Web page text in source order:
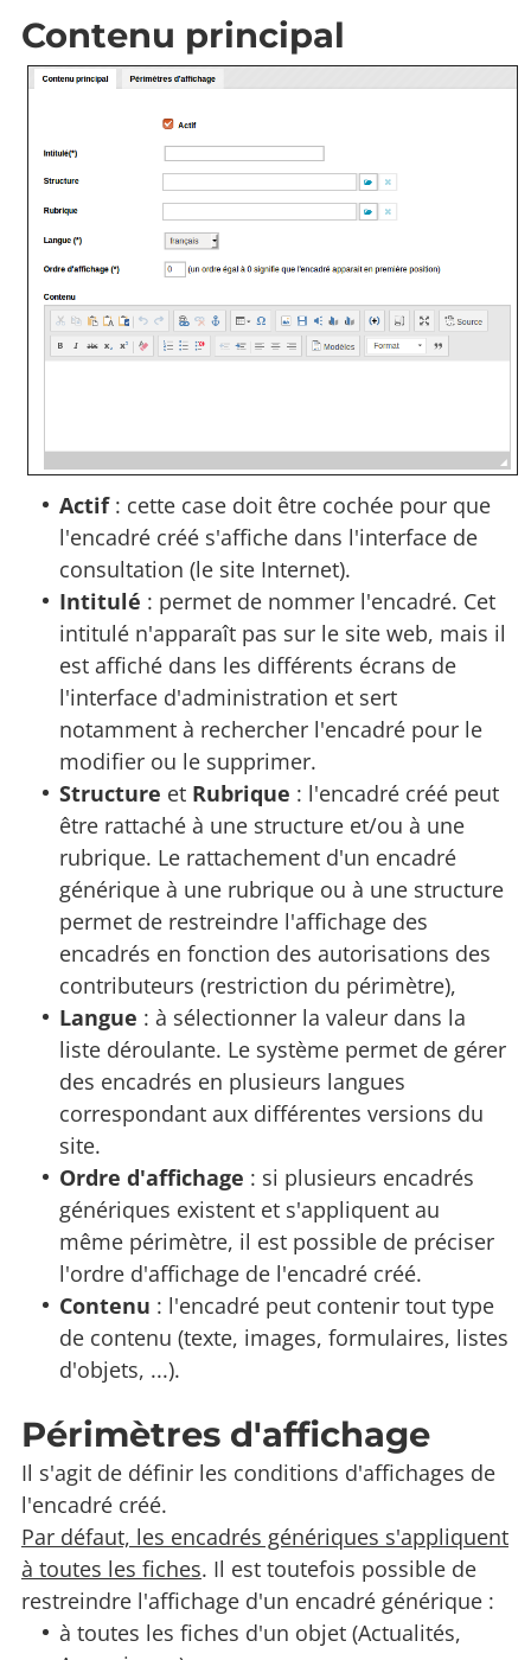
Contenu principal
Actif: cette case doit être cochée pour que
l'encadré créé s'affiche dans l'interface de
consultation (le site Internet).
Intitulé : permet de nommer l'encadré. Cet
intitulé n'apparaît pas sur le site web, mais il
est affiché dans les différents écrans de
l'interface d'administration et sert
notamment à rechercher l'encadré pour le
modifier ou le supprimer.
Structure et Rubrique : l'encadré créé peut
être rattaché à une structure et/ou à une
rubrique. Le rattachement d'un encadré
générique à une rubrique ou à une structure
permet de restreindre l'affichage des
encadrés en fonction des autorisations des
contributeurs (restriction du périmètre),
Langue : à sélectionner la valeur dans la
liste déroulante. Le système permet de gérer
des encadrés en plusieurs langues
correspondant aux différentes versions du
site.
Ordre d'affichage : si plusieurs encadrés
génériques existent et s'appliquent au
même périmètre, il est possible de préciser
l'ordre d'affichage de l'encadré créé.
Contenu : l'encadré peut contenir tout type
de contenu (texte, images, formulaires, listes
d'objets, ...).
Périmètres d'affichage
Il s'agit de définir les conditions d'affichages de
l'encadré créé.
Par défaut, les encadrés génériques s'appliquent
à toutes les fiches. Il est toutefois possible de
restreindre l'affichage d'un encadré générique :
à toutes les fiches d'un objet (Actualités,